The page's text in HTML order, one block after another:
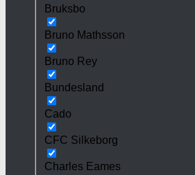
Bruksbo
Bruno Mathsson
Bruno Rey
Bundesland
Cado
CFC Silkeborg
Charles Eames